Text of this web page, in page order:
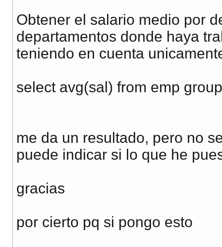
Obtener el salario medio por
departamentos donde haya
teniendo en cuenta
select avg(sal) from emp
me da un resultado, pero no
puede indicar si lo que he
gracias
por cierto pq si pongo esto